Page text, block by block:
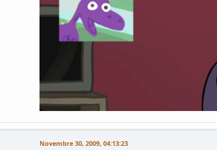
Novembre 30, 2009, 04:13:23